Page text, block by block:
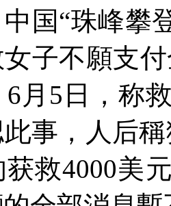
“珠峰攀登
子不願支
月5日，称
事，人后
救4000美